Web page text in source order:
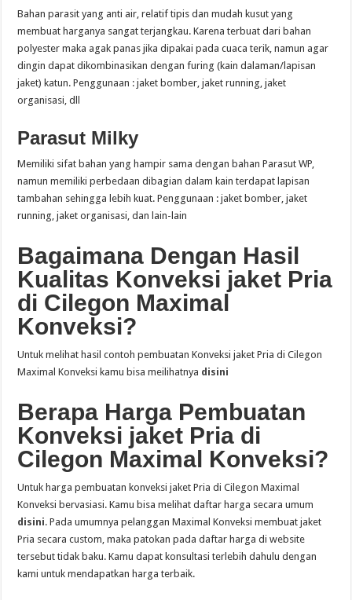
Bahan parasit yang anti air, relatif tipis dan mudah kusut yang
membuat harganya sangat terjangkau. Karena terbuat dari bahan
polyester maka agak panas jika dipakai pada cuaca terik, namun agar
dingin dapat dikombinasikan dengan furing (kain dalaman/lapisan
jaket) katun. Penggunaan : jaket bomber, jaket running, jaket
organisasi, dll
Parasut Milky
Memiliki sifat bahan yang hampir sama dengan bahan Parasut WP,
namun memiliki perbedaan dibagian dalam kain terdapat lapisan
tambahan sehingga lebih kuat. Penggunaan : jaket bomber, jaket
running, jaket organisasi, dan lain-lain
Bagaimana Dengan Hasil
Kualitas Konveksi jaket Pria
di Cilegon Maximal
Konveksi?
Untuk melihat hasil contoh pembuatan Konveksi jaket Pria di Cilegon
Maximal Konveksi kamu bisa meilihatnya disini
Berapa Harga Pembuatan
Konveksi jaket Pria di
Cilegon Maximal Konveksi?
Untuk harga pembuatan konveksi jaket Pria di Cilegon Maximal
Konveksi bervasiasi. Kamu bisa melihat daftar harga secara umum
disini. Pada umumnya pelanggan Maximal Konveksi membuat jaket
Pria secara custom, maka patokan pada daftar harga di website
tersebut tidak baku. Kamu dapat konsultasi terlebih dahulu dengan
kami untuk mendapatkan harga terbaik.